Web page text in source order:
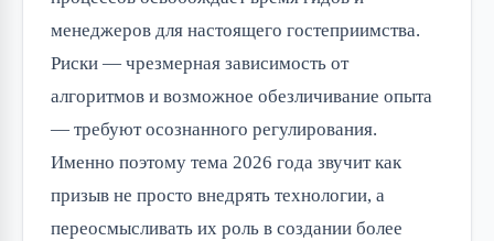
менеджеров для настоящего гостеприимства.
Риски — чрезмерная зависимость от
алгоритмов и возможное обезличивание опыта
— требуют осознанного регулирования.
Именно поэтому тема 2026 года звучит как
призыв не просто внедрять технологии, а
переосмысливать их роль в создании более